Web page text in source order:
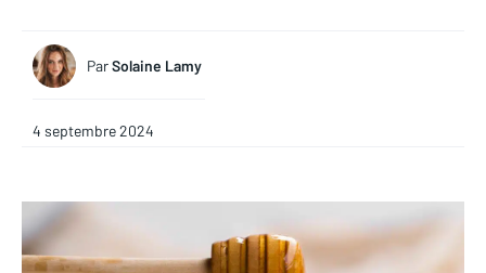
ParSolaine Lamy
4 septembre 2024